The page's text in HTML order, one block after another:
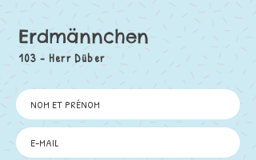
Erdmännchen
103 - Herr Düber